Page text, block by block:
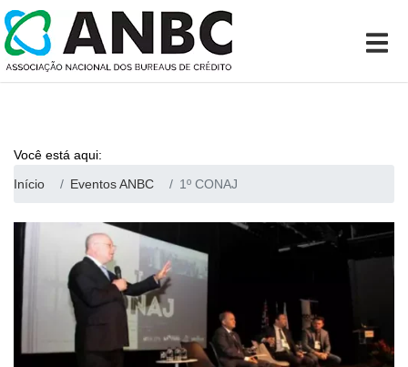
Você está aqui:
Início
Eventos ANBC 1º CONAJ